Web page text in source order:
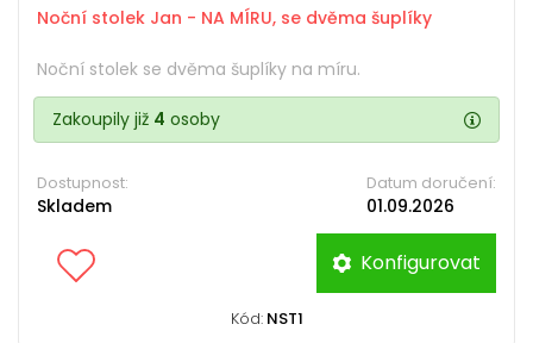
Noční stolek Jan - NA MÍRU, se dvěma šuplíky
Noční stolek se dvěma šuplíky na míru.
Zakoupily již 4 osoby
Dostupnost:
Skladem
Datum doručení:
01.09.2026
Konfigurovat
Kód: NST1